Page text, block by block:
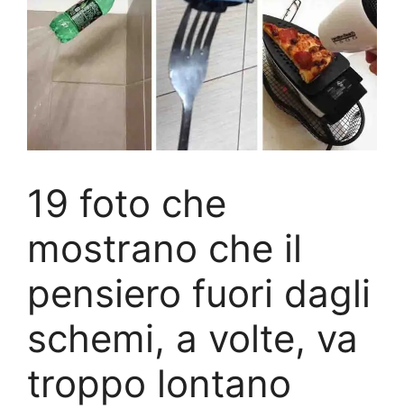
19 foto che
mostrano che il
pensiero fuori dagli
schemi, a volte, va
troppo lontano